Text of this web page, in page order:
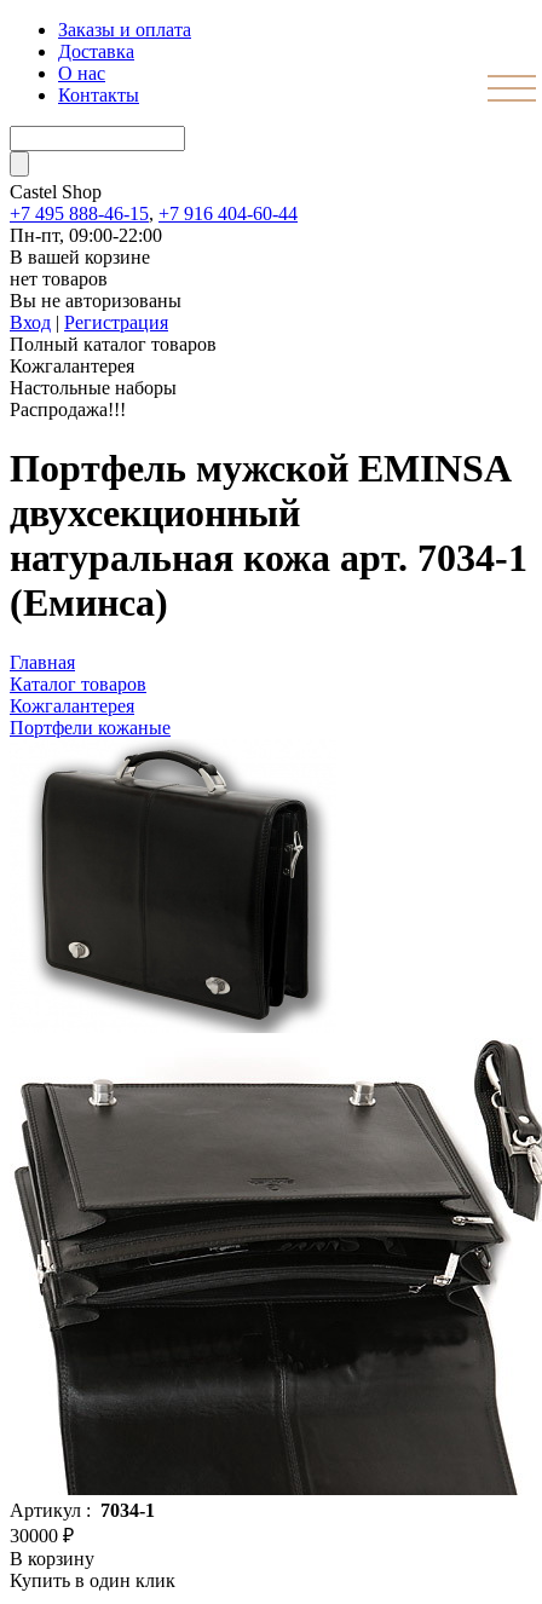
Заказы и оплата
Доставка
О нас
Контакты
Castel Shop
+7 495 888-46-15, +7 916 404-60-44
Пн-пт, 09:00-22:00
В вашей корзине
нет товаров
Вы не авторизованы
Вход | Регистрация
Полный каталог товаров
Кожгалантерея
Настольные наборы
Распродажа!!!
Портфель мужской EMINSA
двухсекционный
натуральная кожа арт. 7034-1
(Еминса)
Главная
Каталог товаров
Кожгалантерея
Портфели кожаные
Артикул : 7034-1
30000 ₽
В корзину
Купить в один клик